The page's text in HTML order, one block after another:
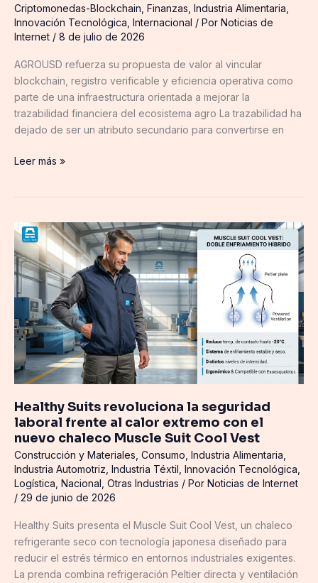
Criptomonedas-Blockchain Finanzas Industria Alimentaria
Innovación Tecnológica Internacional / Por Noticias de
Internet / 8 de julio de 2026
AGROUSD refuerza su propuesta de valor al vincular
blockchain, registro verificable y eficiencia operativa como
parte de una infraestructura orientada a mejorar la
trazabilidad financiera del ecosistema agro La trazabilidad ha
dejado de ser un atributo secundario para convertirse en
Leer más »
Healthy Suits revoluciona la seguridad
laboral frente al calor extremo con el
nuevo chaleco Muscle Suit Cool Vest
Construcción y Materiales Consumo Industria Alimentaria
Industria Automotriz Industria Téxtil Innovación Tecnológica
Logística Nacional Otras Industrias / Por Noticias de Internet
/ 29 de junio de 2026
Healthy Suits presenta el Muscle Suit Cool Vest, un chaleco
refrigerante seco con tecnología japonesa diseñado para
reducir el estrés térmico en entornos industriales exigentes.
La prenda combina refrigeración Peltier directa y ventilación
Healthy
Suits
revoluciona
la
seguridad
laboral
frente
al
calor
extremo
el
nuevo
chaleco
Muscle
Suit
Cool